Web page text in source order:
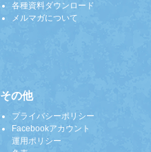
各種資料ダウンロード
メルマガについて
その他
プライバシーポリシー
Facebookアカウント
運用ポリシー